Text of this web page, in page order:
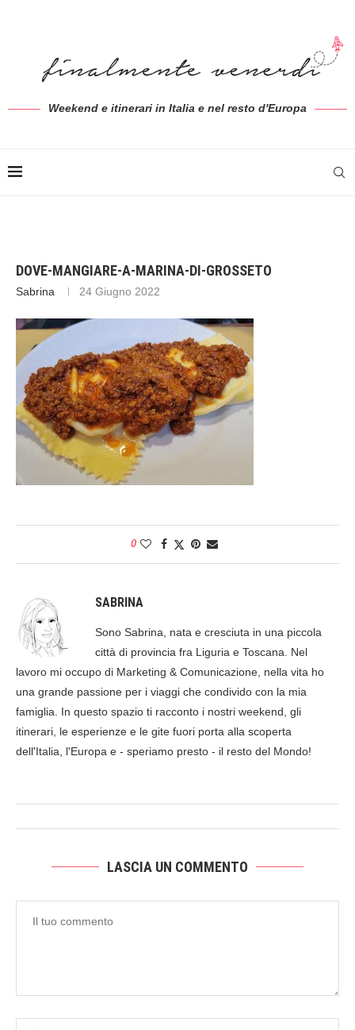
Weekend e itinerari in Italia e nel resto d'Europa
DOVE-MANGIARE-A-MARINA-DI-GROSSETO
Sabrina 24 Giugno 2022
0
SABRINA
Sono Sabrina, nata e cresciuta in una piccola
città di provincia fra Liguria e Toscana. Nel
lavoro mi occupo di Marketing & Comunicazione, nella vita ho
una grande passione per i viaggi che condivido con la mia
famiglia. In questo spazio ti racconto i nostri weekend, gli
itinerari, le esperienze e le gite fuori porta alla scoperta
dell'Italia, l'Europa e - speriamo presto - il resto del Mondo!
LASCIA UN COMMENTO